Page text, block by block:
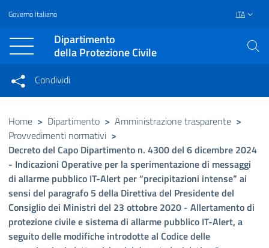
Vai al contenuto principale
Raggiungi il piè di pagina
Governo Italiano ITA
Dipartimento
della Protezione Civile
Condividi su Facebook
Condividi su Twitter
Condividi su LinkedIn
Condividi
Condividi sui social network
Home > Dipartimento > Amministrazione trasparente >
Provvedimenti normativi >
Decreto del Capo Dipartimento n. 4300 del 6 dicembre 2024
- Indicazioni Operative per la sperimentazione di messaggi
di allarme pubblico IT-Alert per “precipitazioni intense” ai
sensi del paragrafo 5 della Direttiva del Presidente del
Consiglio dei Ministri del 23 ottobre 2020 - Allertamento di
protezione civile e sistema di allarme pubblico IT-Alert, a
seguito delle modifiche introdotte al Codice delle